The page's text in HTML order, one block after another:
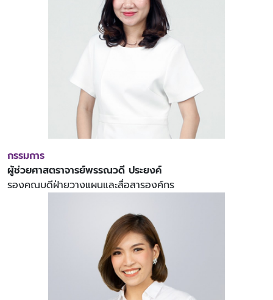
กรรมการ
ผู้ช่วยศาสตราจารย์พรรณวดี ประยงค์
รองคณบดีฝ่ายวางแผนและสื่อสารองค์กร